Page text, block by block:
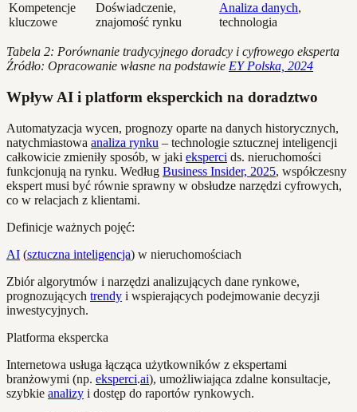
Kompetencje
kluczowe
Doświadczenie,
znajomość rynku
Analiza danych,
technologia
Tabela 2: Porównanie tradycyjnego doradcy i cyfrowego eksperta
Źródło: Opracowanie własne na podstawie EY Polska, 2024
Wpływ AI i platform eksperckich na doradztwo
Automatyzacja wycen, prognozy oparte na danych historycznych,
natychmiastowa analiza rynku – technologie sztucznej inteligencji
całkowicie zmieniły sposób, w jaki eksperci ds. nieruchomości
funkcjonują na rynku. Według Business Insider, 2025, współczesny
ekspert musi być równie sprawny w obsłudze narzędzi cyfrowych,
co w relacjach z klientami.
Definicje ważnych pojęć:
AI (sztuczna inteligencja) w nieruchomościach
Zbiór algorytmów i narzędzi analizujących dane rynkowe,
prognozujących trendy i wspierających podejmowanie decyzji
inwestycyjnych.
Platforma ekspercka
Internetowa usługa łącząca użytkowników z ekspertami
branżowymi (np. eksperci.ai), umożliwiająca zdalne konsultacje,
szybkie analizy i dostęp do raportów rynkowych.